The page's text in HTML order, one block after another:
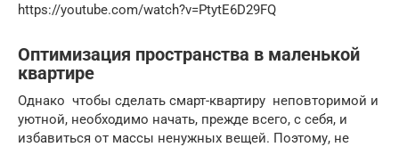
https://youtube.com/watch?v=PtytE6D29FQ
Оптимизация пространства в маленькой
квартире
Однако чтобы сделать смарт-квартиру неповторимой и
уютной, необходимо начать, прежде всего, с себя, и
избавиться от массы ненужных вещей. Поэтому, не